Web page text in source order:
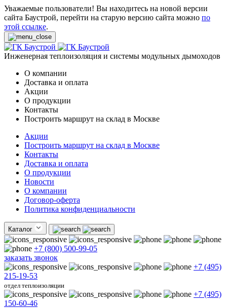
Уважаемые пользователи! Вы находитесь на новой версии
сайта Баустрой, перейти на старую версию сайта можно по
этой ссылке.
Инженерная теплоизоляция и системы модульных дымоходов
О компании
Доставка и оплата
Акции
О продукции
Контакты
Построить маршрут на склад в Москве
Акции
Построить маршрут на склад в Москве
Контакты
Доставка и оплата
О продукции
Новости
О компании
Договор-оферта
Политика конфиденциальности
Каталог
+7 (800) 500-99-05
заказать звонок
+7 (495)
215-19-53
отдел теплоизоляции
+7 (495)
150-60-46